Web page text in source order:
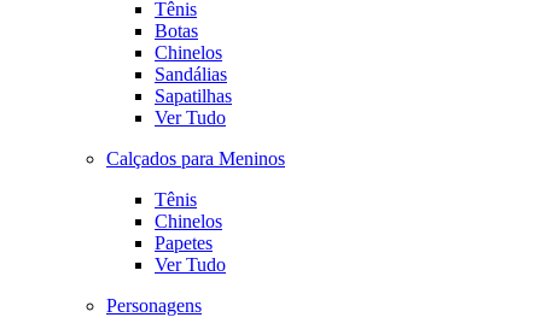
Tênis
Botas
Chinelos
Sandálias
Sapatilhas
Ver Tudo
Calçados para Meninos
Tênis
Chinelos
Papetes
Ver Tudo
Personagens